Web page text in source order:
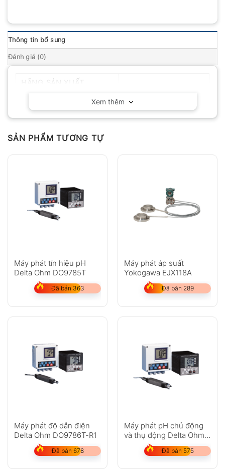
Thông tin bổ sung
Đánh giá (0)
Xem thêm
SẢN PHẨM TƯƠNG TỰ
Máy phát tín hiệu pH
Delta Ohm DO9785T
Đã bán 363
Máy phát áp suất
Yokogawa EJX118A
Đã bán 289
Máy phát độ dẫn điện
Delta Ohm DO9786T-R1
Đã bán 678
Máy phát pH chủ động
và thụ động Delta Ohm
DO9765T
Đã bán 575